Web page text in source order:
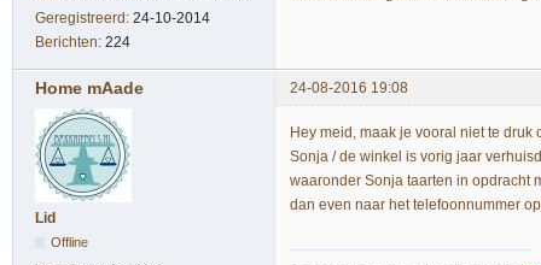
Geregistreerd: 24-10-2014
Berichten: 224
Home mAade 24-08-2016 19:08
Lid
Offline
Hey meid, maak je vooral niet te
Sonja / de winkel is vorig jaar
waaronder Sonja taarten in opdracht
dan even naar het telefoonnummer